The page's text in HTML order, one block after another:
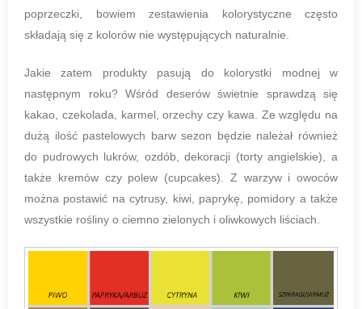
poprzeczki, bowiem zestawienia kolorystyczne często
składają się z kolorów nie występujących naturalnie.
Jakie zatem produkty pasują do kolorystki modnej
w
następnym roku? Wśród deserów świetnie sprawdzą się
kakao, czekolada, karmel, orzechy czy kawa. Ze względu na
dużą ilość pastelowych barw sezon będzie należał również
do pudrowych lukrów, ozdób, dekoracji (torty angielskie), a
także kremów czy polew (cupcakes). Z warzyw i owoców
można postawić na cytrusy, kiwi, paprykę, pomidory a także
wszystkie rośliny o ciemno zielonych i oliwkowych liściach.